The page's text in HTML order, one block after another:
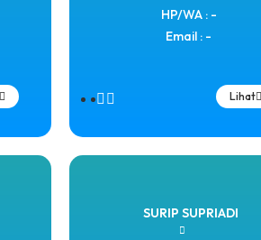
HP/WA : -
Email : -
Lihat
SURIP SUPRIADI